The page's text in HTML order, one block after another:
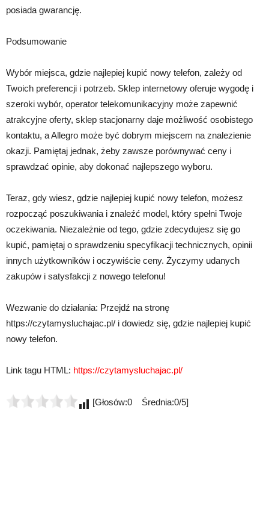
posiada gwarancję.
Podsumowanie
Wybór miejsca, gdzie najlepiej kupić nowy telefon, zależy od
Twoich preferencji i potrzeb. Sklep internetowy oferuje wygodę i
szeroki wybór, operator telekomunikacyjny może zapewnić
atrakcyjne oferty, sklep stacjonarny daje możliwość osobistego
kontaktu, a Allegro może być dobrym miejscem na znalezienie
okazji. Pamiętaj jednak, żeby zawsze porównywać ceny i
sprawdzać opinie, aby dokonać najlepszego wyboru.
Teraz, gdy wiesz, gdzie najlepiej kupić nowy telefon, możesz
rozpocząć poszukiwania i znaleźć model, który spełni Twoje
oczekiwania. Niezależnie od tego, gdzie zdecydujesz się go
kupić, pamiętaj o sprawdzeniu specyfikacji technicznych, opinii
innych użytkowników i oczywiście ceny. Życzymy udanych
zakupów i satysfakcji z nowego telefonu!
Wezwanie do działania: Przejdź na stronę
https://czytamysluchajac.pl/ i dowiedz się, gdzie najlepiej kupić
nowy telefon.
Link tagu HTML: https://czytamysluchajac.pl/
[Głosów:0 Średnia:0/5]